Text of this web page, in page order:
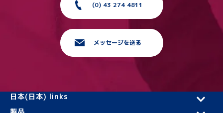
(0) 43 274 4811
メッセージを送る
日本(日本) links